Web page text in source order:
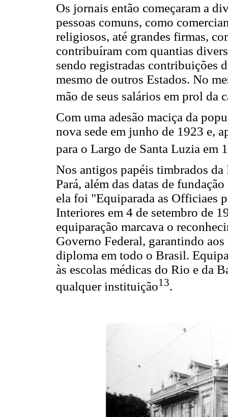
Os jornais então começaram a
pessoas comuns, como
religiosos, até grandes firmas,
contribuíram com quantias
sendo registradas contribuições
mesmo de outros Estados. No
mão de seus salários em prol da
Com uma adesão maciça da
nova sede em junho de 1923 e,
para o Largo de Santa Luzia em 1
Nos antigos papéis timbrados
Pará, além das datas de
ela foi "Equiparada as Officiaes
Interiores em 4 de setembro de
equiparação marcava o
Governo Federal, garantindo
diploma em todo o Brasil.
às escolas médicas do Rio e da
qualquer instituição13.